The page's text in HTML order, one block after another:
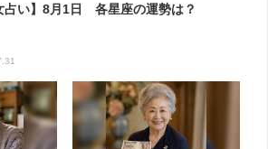
占い】8月1日 各星座の運勢は？